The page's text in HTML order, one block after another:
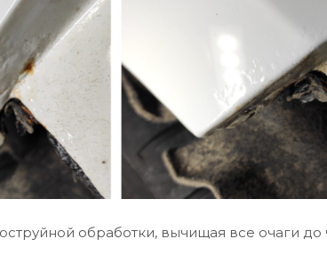
обработки, вычищая все очаги до